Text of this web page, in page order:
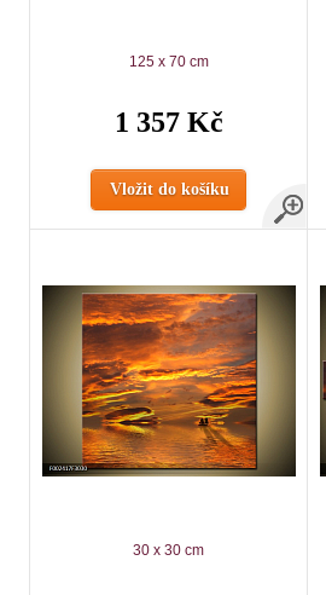
125 x 70 cm
1 357 Kč
Vložit do košíku
30 x 30 cm